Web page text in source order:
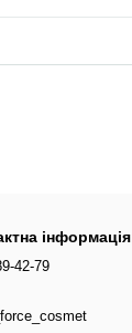
інформація
42-79